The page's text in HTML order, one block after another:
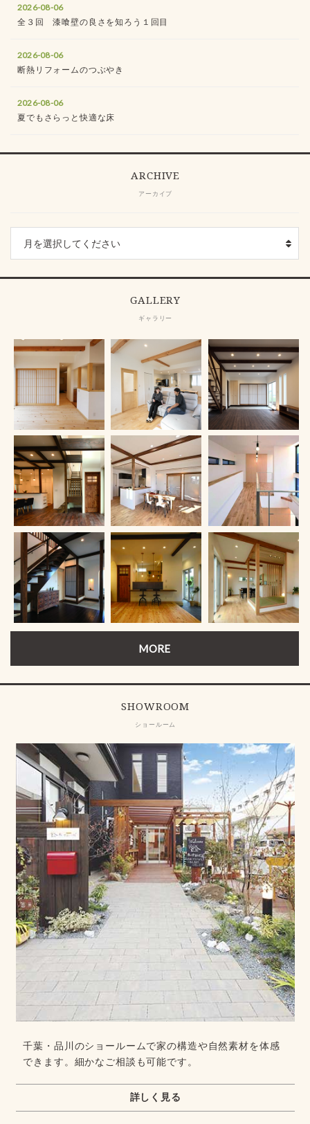
2026-08-06
全３回 漆喰壁の良さを知ろう１回目
2026-08-06
断熱リフォームのつぶやき
2026-08-06
夏でもさらっと快適な床
ARCHIVE
アーカイブ
GALLERY
ギャラリー
MORE
SHOWROOM
ショールーム
千葉・品川のショールームで家の構造や自然素材を体感
できます。細かなご相談も可能です。
詳しく見る